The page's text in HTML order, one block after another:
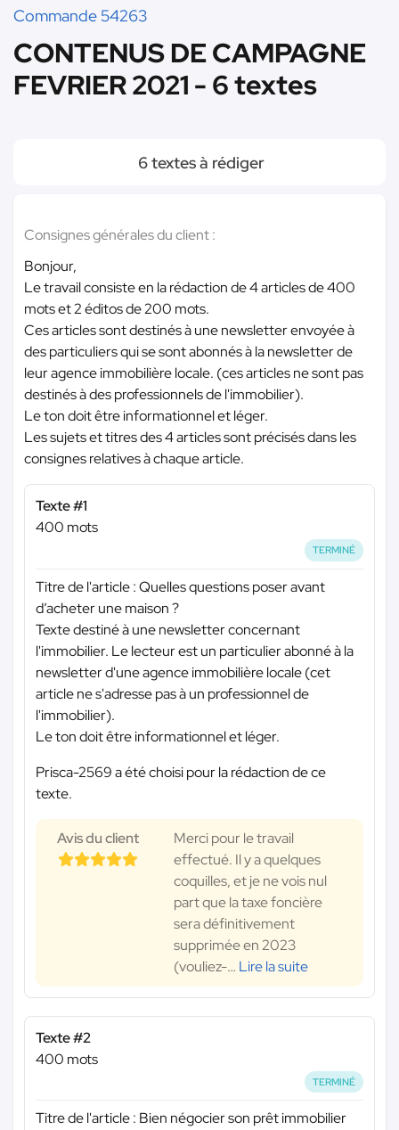
Commande 54263
CONTENUS DE CAMPAGNE
FEVRIER 2021 - 6 textes
6 textes à rédiger
Consignes générales du client :
Bonjour,
Le travail consiste en la rédaction de 4 articles de 400
mots et 2 éditos de 200 mots.
Ces articles sont destinés à une newsletter envoyée à
des particuliers qui se sont abonnés à la newsletter de
leur agence immobilière locale. (ces articles ne sont pas
destinés à des professionnels de l'immobilier).
Le ton doit être informationnel et léger.
Les sujets et titres des 4 articles sont précisés dans les
consignes relatives à chaque article.
Texte #1
400 mots
TERMINÉ
Titre de l'article : Quelles questions poser avant
d’acheter une maison ?
Texte destiné à une newsletter concernant
l'immobilier. Le lecteur est un particulier abonné à la
newsletter d'une agence immobilière locale (cet
article ne s'adresse pas à un professionnel de
l'immobilier).
Le ton doit être informationnel et léger.
Prisca-2569 a été choisi pour la rédaction de ce
texte.
Avis du client
Merci pour le travail
effectué. Il y a quelques
coquilles, et je ne vois nul
part que la taxe foncière
sera définitivement
supprimée en 2023
(vouliez-… Lire la suite
Texte #2
400 mots
TERMINÉ
Titre de l'article : Bien négocier son prêt immobilier